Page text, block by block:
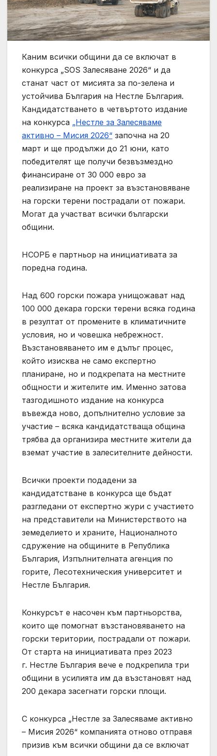
Каним всички общини да се включат в
конкурса „SOS Залесяване 2026“ и да
станат част от мисията за по-зелена и
устойчива България на Нестле България.
Кандидатстването в четвъртото издание
на конкурса „Нестле за Залесяваме
активно – Мисия 2026“ започна на 20
март и ще продължи до 21 юни, като
победителят ще получи безвъзмездно
финансиране от 30 000 евро за
реализиране на проект за възстановяване
на горски терени пострадали от пожари.
Могат да участват всички български
общини.
НСОРБ е партньор на инициативата за
поредна година.
Над 600 горски пожара унищожават над
100 000 декара горски терени всяка година
в резултат от промените в климатичните
условия, но и човешка небрежност.
Възстановяването им е дълъг процес,
който изисква не само експертно
планиране, но и подкрепата на местните
общности и жителите им. Именно затова
тазгодишното издание на конкурса
въвежда ново, допълнително условие за
участие – всяка кандидатстваща община
трябва да организира местните жители да
вземат участие в залесителните дейности.
Всички проекти подадени за
кандидатстване в конкурса ще бъдат
разгледани от експертно жури с участието
на представители на Министерството на
земеделието и храните, Националното
сдружение на общините в Република
България, Изпълнителната агенция по
горите, Лесотехническия университет и
Нестле България.
Конкурсът е насочен към партньорства,
които ще помогнат възстановяването на
горски територии, пострадали от пожари.
От старта на инициативата през 2023
г. Нестле България вече е подкрепила три
общини в усилията им да възстановят над
200 декара засегнати горски площи.
С конкурса „Нестле за Залесяваме активно
– Мисия 2026“ компанията отново отправя
призив към всички общини да се включат